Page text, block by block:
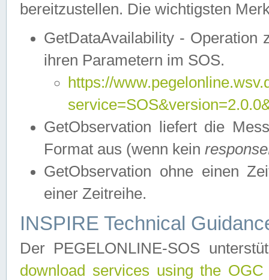
bereitzustellen. Die wichtigsten
GetDataAvailability - Operation
ihren Parametern im SOS.
https://
GetObservation liefert die
Format aus (wenn kein
GetObservation ohne einen
einer Zeitreihe.
INSPIRE Technical
Der PEGELONLINE-SOS
download services using the